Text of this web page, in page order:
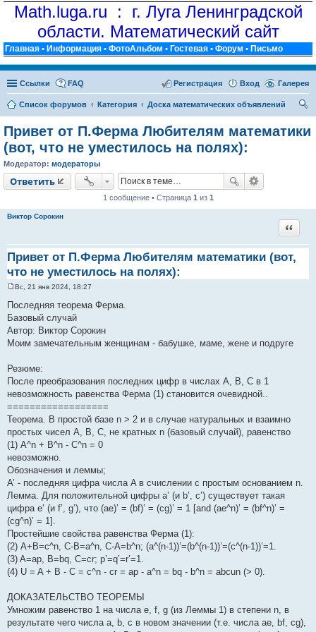
Math.luga.ru : г. Луга Ленинградской
области. Математический сайт
Главная • Информация • ФотоАльбом • Гостевая • Форум • Письмо
Ссылки Галерея
FAQ Вход
Регистрация
Список форумов Категория
Доска математических объявлений
ск
Привет от П.Ферма Любителям математики
(вот, что не уместилось на полях):
Модератор: модераторы
Ответить
1 сообщение • Страница 1 из 1
Виктор Сорокин
Привет от П.Ферма Любителям математики (вот,
что не уместилось на полях):
о
б
е
н
Вс, 21 янв 2024, 18:27
Последняя теорема Ферма.
Базовый случай
Автор: Виктор Сорокин
Моим замечательным женщинам - бабушке, маме, жене и подруге
Резюме:
После преобразования последних цифр в числах A, B, C в 1
невозможность равенства Ферма (1) становится очевидной..
==================
Теорема. В простой базе n > 2 и в случае натуральных и взаимно
простых чисел A, B, C, не кратных n (базовый случай), равенство
(1) A^n + B^n - C^n = 0
невозможно.
Обозначения и леммы;
A’ - последняя цифра числа A в счислении с простым основанием n.
Лемма. Для положительной цифры a’ (и b’, c’) существует такая
цифра e’ (и f’, g’), что (ae)’ = (bf)’ = (cg)’ = 1 [and (ae^n)’ = (bf^n)’ =
(cg^n)’ = 1].
Простейшие свойства равенства Ферма (1):
(2) A+B=c^n, C-B=a^n, C-A=b^n; (a^(n-1))’=(b^(n-1))’=(c^(n-1))’=1.
(3) A=ap, B=bq, C=cr; p’=q’=r’=1.
(4) U = A + B - C = c^n - cr = ap - a^n = bq - b^n = abcun (> 0).
ДОКАЗАТЕЛЬСТВО ТЕОРЕМЫ
Умножим равенство 1 на числа e, f, g (из Леммы 1) в степени n, в
результате чего числа a, b, c в новом значении (т.е. числа ae, bf, cg),